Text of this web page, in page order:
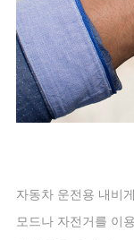
자동차 운전용 내비
모드나 자전거를 이